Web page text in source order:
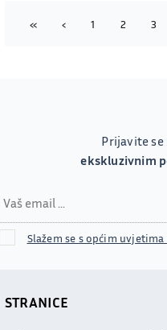
«First ‹Previous
1 2 3
Prijavite se
ekskluzivnim
Slažem se s općim
STRANICE